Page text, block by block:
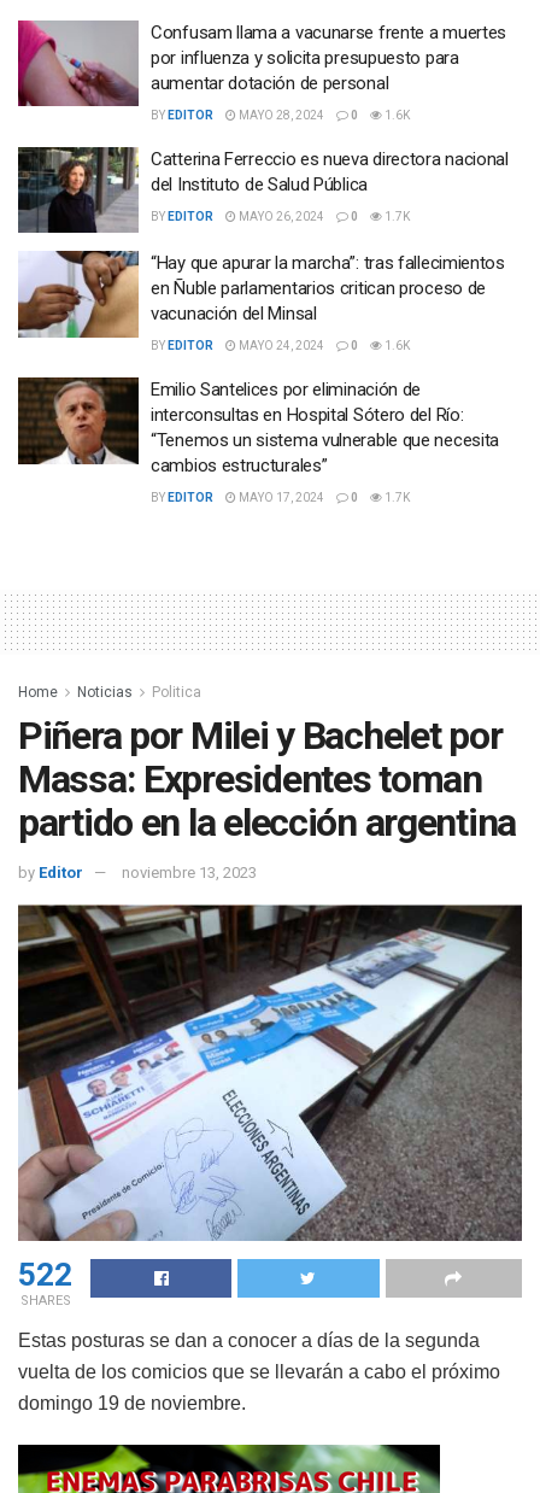
Confusam llama a vacunarse frente a muertes
por influenza y solicita presupuesto para
aumentar dotación de personal
BY EDITOR MAYO 28, 2024 0 1.6K
Catterina Ferreccio es nueva directora nacional
del Instituto de Salud Pública
BY EDITOR MAYO 26, 2024 0 1.7K
“Hay que apurar la marcha”: tras fallecimientos
en Ñuble parlamentarios critican proceso de
vacunación del Minsal
BY EDITOR MAYO 24, 2024 0 1.6K
Emilio Santelices por eliminación de
interconsultas en Hospital Sótero del Río:
“Tenemos un sistema vulnerable que necesita
cambios estructurales”
BY EDITOR MAYO 17, 2024 0 1.7K
Home Noticias Politica
Piñera por Milei y Bachelet por
Massa: Expresidentes toman
partido en la elección argentina
by Editor noviembre 13, 2023
522
SHARES
Estas posturas se dan a conocer a días de la segunda
vuelta de los comicios que se llevarán a cabo el próximo
domingo 19 de noviembre.